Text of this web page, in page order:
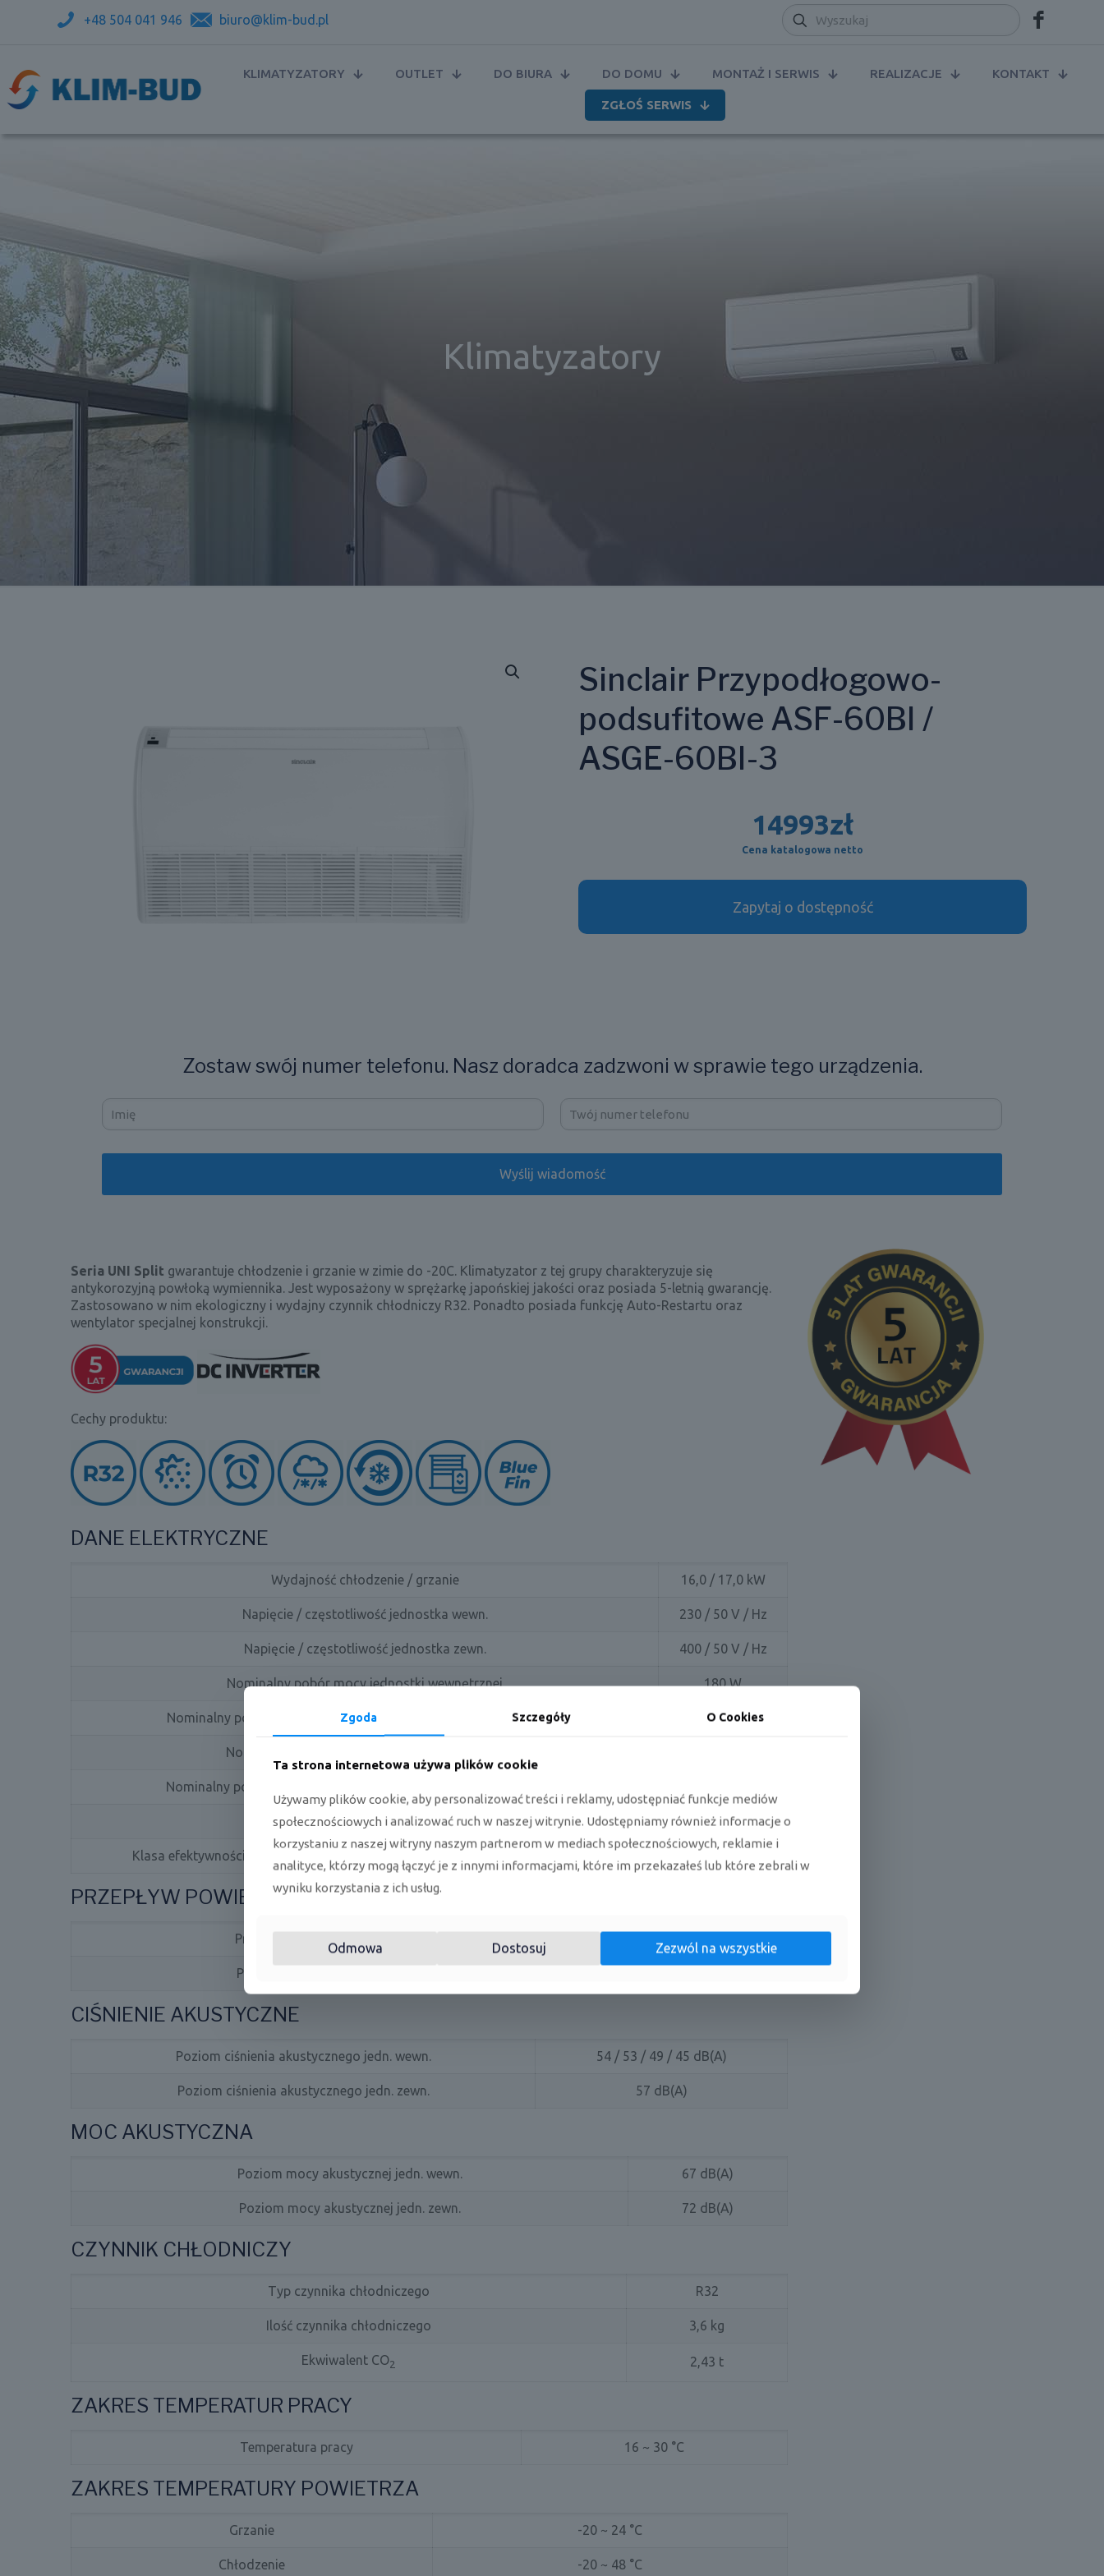
+48 504 041 946 biuro@klim-bud.pl
KLIMATYZATORY OUTLET DO BIURA DO DOMU MONTAŻ I SERWIS REALIZACJE KONTAKT
ZGŁOŚ SERWIS
Klimatyzatory
Sinclair Przypodłogowo-
podsufitowe ASF-60BI /
ASGE-60BI-3
14993zł
Cena katalogowa netto
Zapytaj o dostępność
Zostaw swój numer telefonu. Nasz doradca zadzwoni w sprawie tego urządzenia.
Seria UNI Split gwarantuje chłodzenie i grzanie w zimie do -20C. Klimatyzator z tej grupy charakteryzuje się
antykorozyjną powłoką wymiennika. Jest wyposażony w sprężarkę japońskiej jakości oraz posiada 5-letnią gwarancję.
Zastosowano w nim ekologiczny i wydajny czynnik chłodniczy R32. Ponadto posiada funkcję Auto-Restartu oraz
wentylator specjalnej konstrukcji.
Cechy produktu:
DANE ELEKTRYCZNE
Wydajność chłodzenie / grzanie 16,0 / 17,0 kW
Napięcie / częstotliwość jednostka wewn. 230 / 50 V / Hz
Napięcie / częstotliwość jednostka zewn. 400 / 50 V / Hz
Nominalny pobór mocy jednostki wewnętrznej 180 W
Nominalny pobór mocy chłodzenie / grzanie jednostki zewnętrznej 5450 / 5400 W
Nominalny pobór prądu jednostki wewnętrznej
Nominalny pobór prądu chłodzenie / grzanie jednostki zewnętrznej
SEER / SCOP 6,1 / 4,0
Klasa efektywności energetycznej w trybie chłodzenia / grzania (umiarkowany) A++ / A+
PRZEPŁYW POWIETRZA
Przepływ powietrza - jedn. wewn. 2300 m³/h
Przepływ powietrza - jedn. zewn.
CIŚNIENIE AKUSTYCZNE
Poziom ciśnienia akustycznego jedn. wewn. 54 / 53 / 49 / 45 dB(A)
Poziom ciśnienia akustycznego jedn. zewn. 57 dB(A)
MOC AKUSTYCZNA
Poziom mocy akustycznej jedn. wewn. 67 dB(A)
Poziom mocy akustycznej jedn. zewn. 72 dB(A)
CZYNNIK CHŁODNICZY
Typ czynnika chłodniczego R32
Ilość czynnika chłodniczego 3,6 kg
Ekwiwalent CO2 2,43 t
ZAKRES TEMPERATUR PRACY
Temperatura pracy 16 ~ 30 °C
ZAKRES TEMPERATURY POWIETRZA
Grzanie -20 ~ 24 °C
Chłodzenie -20 ~ 48 °C
Zgoda Szczegóły O Cookies
Ta strona internetowa używa plików cookie
Używamy plików cookie, aby personalizować treści i reklamy, udostępniać funkcje mediów
społecznościowych i analizować ruch w naszej witrynie. Udostępniamy również informacje o
korzystaniu z naszej witryny naszym partnerom w mediach społecznościowych, reklamie i
analityce, którzy mogą łączyć je z innymi informacjami, które im przekazałeś lub które zebrali w
wyniku korzystania z ich usług.
Odmowa Dostosuj Zezwól na wszystkie